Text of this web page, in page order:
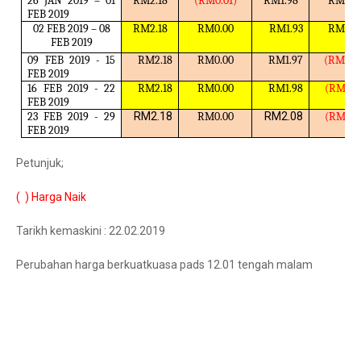
FEB 2019
02 FEB 2019 – 08
FEB 2019
RM2.18 RM0.00 RM1.93
09 FEB 2019 - 15
FEB 2019
RM2.18 RM0.00 RM1.97
16 FEB 2019 - 22
FEB 2019
RM2.18 RM0.00 RM1.98
23 FEB 2019 - 29
FEB 2019
RM2.18 RM0.00 RM2.08
Petunjuk;
( ) Harga Naik
Tarikh kemaskini : 22.02.2019
Perubahan harga berkuatkuasa pads 12.01 tengah malam